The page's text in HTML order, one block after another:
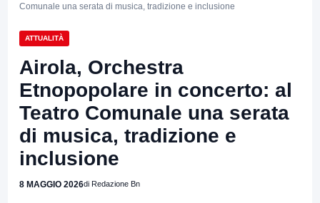
Comunale una serata di musica, tradizione e inclusione
ATTUALITÀ
Airola, Orchestra
Etnopopolare in concerto: al
Teatro Comunale una serata
di musica, tradizione e
inclusione
8 MAGGIO 2026di Redazione Bn